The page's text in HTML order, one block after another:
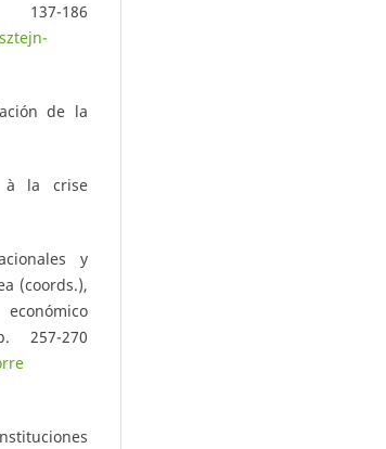
186
de la
à la crise
y
(coords.),
257-270